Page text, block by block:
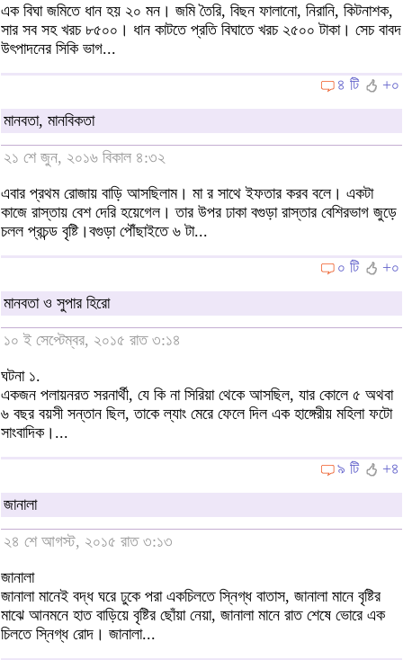
এক বিঘা জমিতে ধান হয় ২০ মন। জমি তৈরি, বিছন ফালানো, নিরানি, কিটনাশক,
সার সব সহ খরচ ৮৫০০। ধান কাটতে প্রতি বিঘাতে খরচ ২৫০০ টাকা। সেচ বাবদ
উৎপাদনের সিকি ভাগ...
৪ টি
+০
মানবতা, মানবিকতা
২১ শে জুন, ২০১৬ বিকাল ৪:৩২
এবার প্রথম রোজায় বাড়ি আসছিলাম। মা র সাথে ইফতার করব বলে। একটা
কাজে রাস্তায় বেশ দেরি হয়েগেল। তার উপর ঢাকা বগুড়া রাস্তার বেশিরভাগ জুড়ে
চলল প্রচন্ড বৃষ্টি।বগুড়া পৌঁছাইতে ৬ টা...
০ টি
+০
মানবতা ও সুপার হিরো
১০ ই সেপ্টেম্বর, ২০১৫ রাত ৩:১৪
ঘটনা ১.
একজন পলায়নরত সরনার্থী, যে কি না সিরিয়া থেকে আসছিল, যার কোলে ৫ অথবা
৬ বছর বয়সী সন্তান ছিল, তাকে ল্যাং মেরে ফেলে দিল এক হাঙ্গেরীয় মহিলা ফটো
সাংবাদিক।...
৯ টি
+৪
জানালা
২৪ শে আগস্ট, ২০১৫ রাত ৩:১৩
জানালা
জানালা মানেই বদ্ধ ঘরে ঢুকে পরা একচিলতে স্নিগ্ধ বাতাস, জানালা মানে বৃষ্টির
মাঝে আনমনে হাত বাড়িয়ে বৃষ্টির ছোঁয়া নেয়া, জানালা মানে রাত শেষে ভোরে এক
চিলতে স্নিগ্ধ রোদ। জানালা...